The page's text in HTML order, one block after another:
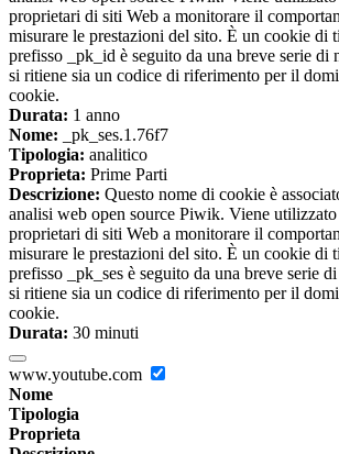
proprietari di siti Web a monitorare il
misurare le prestazioni del sito. È un cookie di
prefisso _pk_id è seguito da una breve serie di
si ritiene sia un codice di riferimento per il
cookie.
Durata: 1 anno
Nome: _pk_ses.1.76f7
Tipologia: analitico
Proprieta: Prime Parti
Descrizione: Questo nome di cookie è
analisi web open source Piwik. Viene utilizzato
proprietari di siti Web a monitorare il
misurare le prestazioni del sito. È un cookie di
prefisso _pk_ses è seguito da una breve serie
si ritiene sia un codice di riferimento per il
cookie.
Durata: 30 minuti
www.youtube.com
Nome
Tipologia
Proprieta